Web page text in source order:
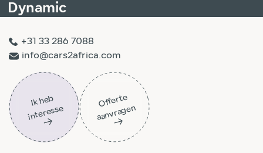
Dynamic
+31 33 286 7088
info@cars2africa.com
Ik
h
e
b
i
nt
er
ess
e
Off
ert
e
aa
n
vra
g
e
n